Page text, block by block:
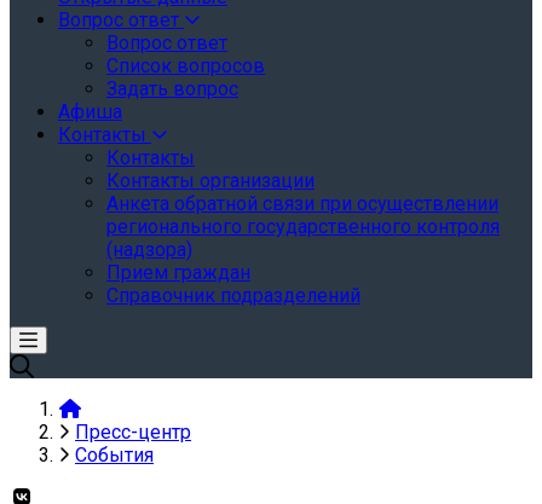
Вопрос ответ
Вопрос ответ
Список вопросов
Задать вопрос
Афиша
Контакты
Контакты
Контакты организации
Анкета обратной связи при осуществлении
регионального государственного контроля
(надзора)
Прием граждан
Справочник подразделений
Пресс-центр
События